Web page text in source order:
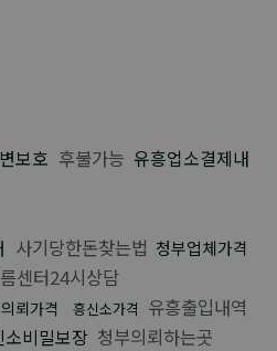
보호 후불가능 유흥업소결제내
사기당한돈찾는법 청부업체가격
센터24시상담
뢰가격 흥신소가격 유흥출입내역
소비밀보장 청부의뢰하는곳